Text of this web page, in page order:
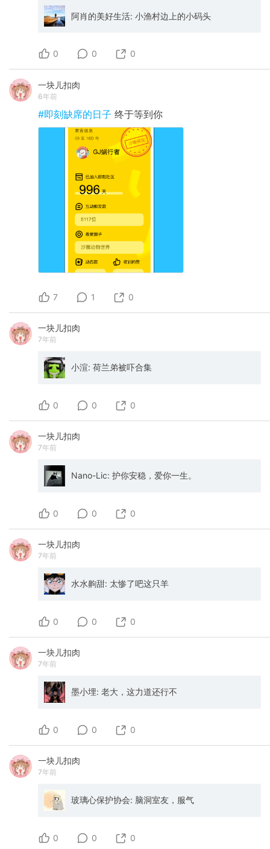
阿肖的美好生活: 小渔村边上的小码头
0 0 0
一块儿扣肉
6年前
#即刻缺席的日子 终于等到你
7 1 0
一块儿扣肉
7年前
小渲: 荷兰弟被吓合集
0 0 0
一块儿扣肉
7年前
Nano-Lic: 护你安稳，爱你一生。
0 0 0
一块儿扣肉
7年前
水水齁甜: 太惨了吧这只羊
0 0 0
一块儿扣肉
7年前
墨小埋: 老大，这力道还行不
0 0 0
一块儿扣肉
7年前
玻璃心保护协会: 脑洞室友，服气
0 0 0